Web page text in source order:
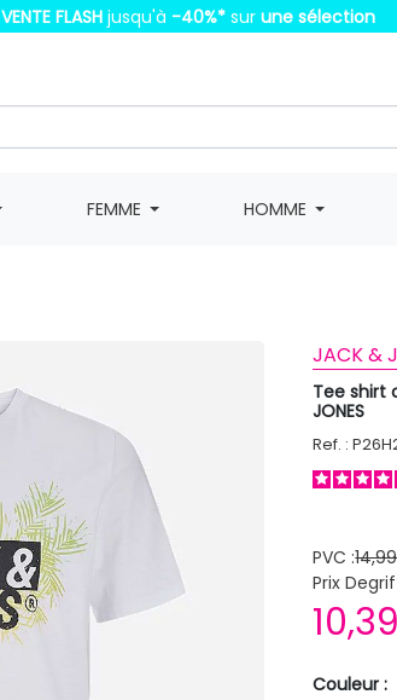
VENTE FLASH jusqu'à -40%* sur une sélection
FEMME HOMME
JACK &
Tee shirt
JONES
Ref. :
PVC :
Prix
Couleur :